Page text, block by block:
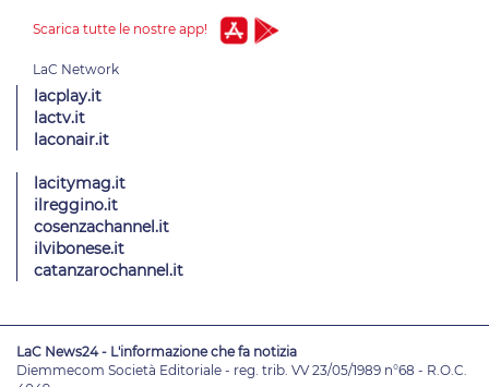
Scarica tutte le nostre app!
lacplay.it
lactv.it
laconair.it
lacitymag.it
ilreggino.it
cosenzachannel.it
ilvibonese.it
catanzarochannel.it
LaC News24 - L'informazione che fa notizia
Diemmecom Società Editoriale - reg. trib. VV 23/05/1989 n°68 - R.O.C.